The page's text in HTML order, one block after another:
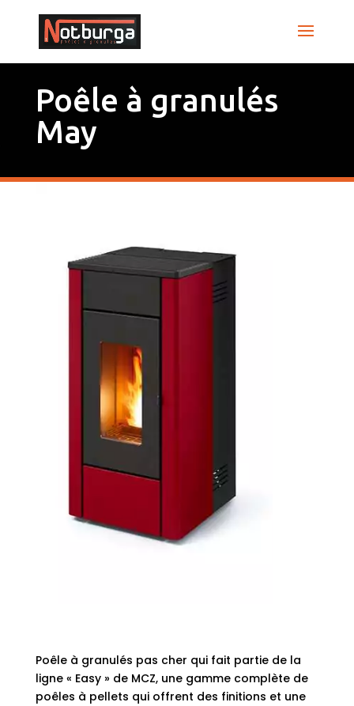
Poêle à granulés
May
Poêle à granulés pas cher qui fait partie de la
ligne « Easy » de MCZ, une gamme complète de
poêles à pellets qui offrent des finitions et une